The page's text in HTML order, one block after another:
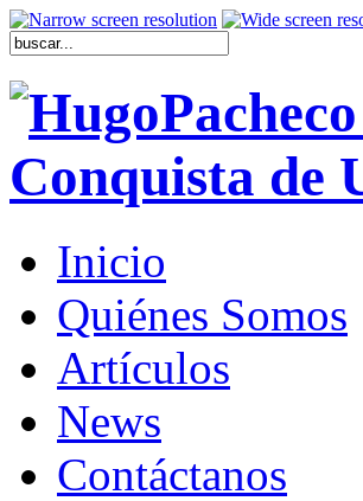
Inicio
Quiénes Somos
Artículos
News
Contáctanos